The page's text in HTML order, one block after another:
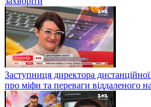
Заступниця директора
про міфи та переваги віддаленого